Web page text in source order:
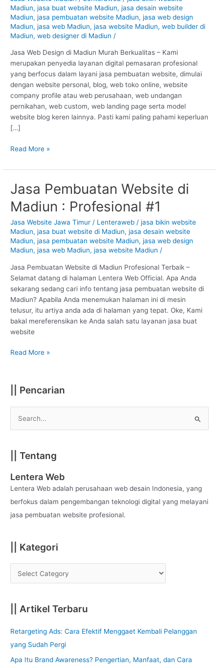
Madiun,jasa buat website Madiun,jasa desain website
Madiun,jasa pembuatan website Madiun,jasa web design
Madiun,jasa web Madiun,jasa website Madiun,web builder di
Madiun,web designer di Madiun /
Jasa Web Design di Madiun Murah Berkualitas – Kami
merupakan penyedia layanan digital pemasaran profesional
yang berfocus dalam layani jasa pembuatan website, dimulai
dengan website personal, blog, web toko online, website
company profile atau web perusahaan, web undangan
pernikahan, web custom, web landing page serta model
website blog keren lainnya. Pasti kami paling pahami keperluan
[…]
Madiun
–
Madiun
:
Read More »
Jasa Pembuatan Website di
Madiun : Profesional #1
Jasa Website Jawa Timur / Lenteraweb/jasa bikin website
Madiun,jasa buat website di Madiun,jasa desain website
Madiun,jasa pembuatan website Madiun,jasa web design
Madiun,jasa web Madiun,jasa website Madiun /
Jasa Pembuatan Website di Madiun Profesional Terbaik –
Selamat datang di halaman Lentera Web Official. Apa Anda
sekarang sedang cari info tentang jasa pembuatan website di
Madiun? Apabila Anda menemukan halaman ini di mesin
telusur, itu artiya anda ada di halaman yang tepat. Oke, Kami
bakal mereferensikan ke Anda salah satu layanan jasa buat
website
Jasa
Pembuatan
Website
Madiun
:
Profesional
Read More »
|| Pencarian
r
c
h
f
o
|| Tentang
Lentera Web
Lentera Web adalah perusahaan web desain Indonesia, yang
berfokus dalam pengembangan teknologi digital yang melayani
jasa pembuatan website profesional.
|| Kategori
|| Artikel Terbaru
Retargeting Ads: Cara Efektif Menggaet Kembali Pelanggan
yang Sudah Pergi
Apa Itu Brand Awareness? Pengertian, Manfaat, dan Cara